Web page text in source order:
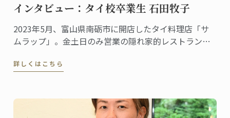
インタビュー：タイ校卒業生 石田牧子
2023年5月、富山県南砺市に開店したタイ料理店「サ
ムラップ」。金土日のみ営業の隠れ家的レストランに
既に評判、地元客はもちろん、遠くから足を延ばす人
詳しくはこちら